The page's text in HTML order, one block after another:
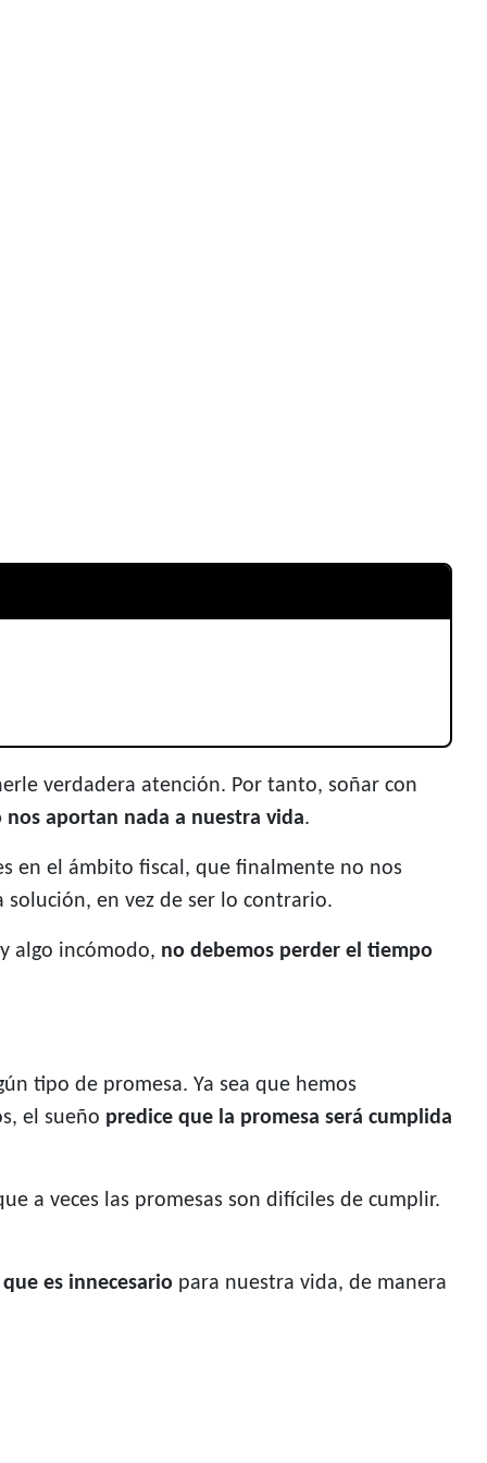
verdadera atención. Por tanto, soñar con
nos aportan nada a nuestra vida.
en el ámbito fiscal, que finalmente no nos
en vez de ser lo contrario.
algo incómodo, no debemos perder el tiempo
tipo de promesa. Ya sea que hemos
el sueño predice que la promesa será cumplida
a veces las promesas son difíciles de cumplir.
es innecesario para nuestra vida, de manera